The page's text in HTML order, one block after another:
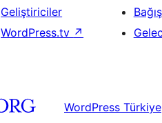
Geliştiriciler
WordPress.tv ↗
Bağış
WordPress Türkiye